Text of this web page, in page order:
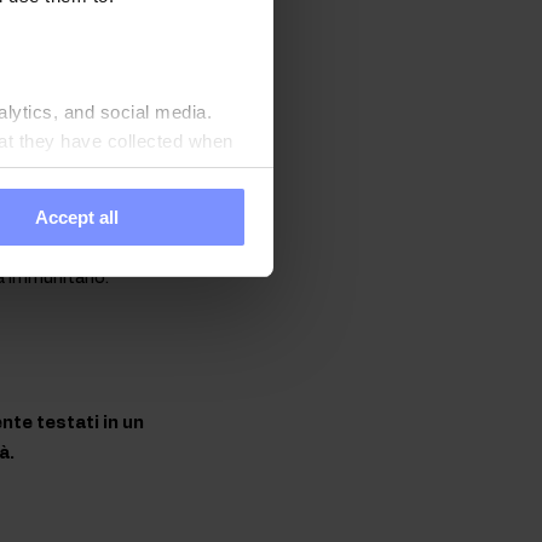
and social media.
they have collected when
Accept all
muscolare. Inoltre,
metabolismo ottimale
la sensazione di
favorisce il
immunitario.
testati in un